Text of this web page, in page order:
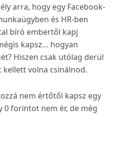
arra, hogy egy Facebook-
és HR-ben
bíró embertől kapj
kapsz… hogyan
Hiszen csak utólag derül
volna csinálnod.
nem értőtől kapsz egy
0 forintot nem ér, de még